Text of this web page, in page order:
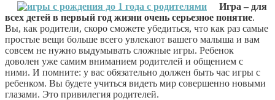
Игра – для
всех детей в первый год жизни очень серьезное понятие.
Вы, как родители, скоро сможете убедиться, что как раз самые
простые вещи больше всего увлекают вашего малыша и вам
совсем не нужно выдумывать сложные игры. Ребенок
доволен уже самим вниманием родителей и общением с
ними. И помните: у вас обязательно должен быть час игры с
ребенком. Вы будете учиться видеть мир совершенно новыми
глазами. Это привилегия родителей.